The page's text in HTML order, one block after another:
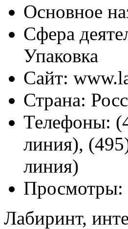
Основное
Сфера
Упаковка
Сайт:
Страна:
Телефоны:
линия),
линия)
Просмотры:
Лабиринт,